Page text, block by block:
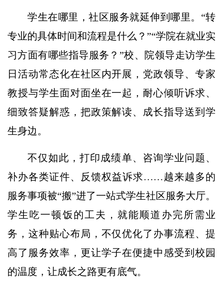
学生在哪里，社区服务就延伸到哪里。“转
专业的具体时间和流程是什么？”“学院在就业实
习方面有哪些指导服务？”校、院领导走访学生
日活动常态化在社区内开展，党政领导、专家
教授与学生面对面坐在一起，耐心倾听诉求、
细致答疑解惑，把政策解读、成长指导送到学
生身边。
不仅如此，打印成绩单、咨询学业问题、
补办各类证件、反馈权益诉求……越来越多的
服务事项被“搬”进了一站式学生社区服务大厅。
学生吃一顿饭的工夫，就能顺道办完所需业
务，这种贴心布局，不仅优化了办事流程、提
高了服务效率，更让学子在便捷中感受到校园
的温度，让成长之路更有底气。